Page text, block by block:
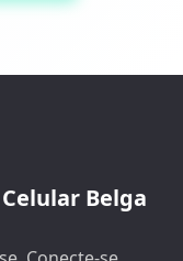
Belga